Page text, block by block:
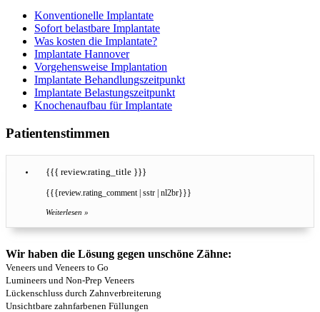
Konventionelle Implantate
Sofort belastbare Implantate
Was kosten die Implantate?
Implantate Hannover
Vorgehensweise Implantation
Implantate Behandlungszeitpunkt
Implantate Belastungszeitpunkt
Knochenaufbau für Implantate
Patientenstimmen
{{{ review.rating_title }}}
{{{review.rating_comment | sstr | nl2br}}}
Weiterlesen »
Wir haben die Lösung gegen unschöne Zähne:
Veneers und Veneers to Go
Lumineers und Non-Prep Veneers
Lückenschluss durch Zahnverbreiterung
Unsichtbare zahnfarbenen Füllungen